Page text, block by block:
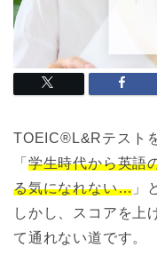
TOEIC®L&Rテスト
「 学生時代から英語
る気になれない… 」
しかし、スコアを上
て通れない道です。